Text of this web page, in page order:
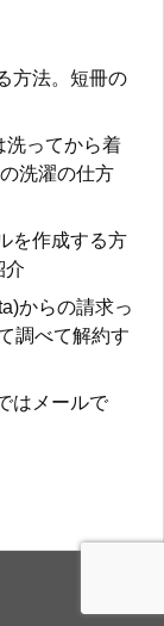
方法。短冊の
洗ってから着
洗濯の仕方
を作成する方
介
からの請求っ
調べて解約す
はメールで